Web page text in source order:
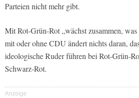
Parteien nicht mehr gibt.
Mit Rot-Grün-Rot „wächst zusammen,
mit oder ohne CDU ändert nichts daran,
ideologische Ruder führen bei Rot-Grün-
Schwarz-Rot.
Anzeige